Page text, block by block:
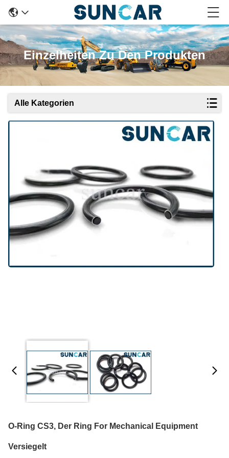
Einzelheiten Zu Den Produkten
Alle Kategorien
O-Ring CS3, Der Ring For Mechanical Equipment
Versiegelt